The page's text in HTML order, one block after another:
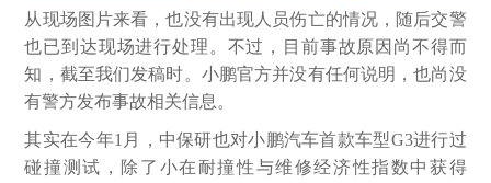
从现场图片来看，也没有出现人员伤亡的情况，随后交警
也已到达现场进行处理。不过，目前事故原因尚不得而
知，截至我们发稿时。小鹏官方并没有任何说明，也尚没
有警方发布事故相关信息。
其实在今年1月，中保研也对小鹏汽车首款车型G3进行过
碰撞测试，除了小在耐撞性与维修经济性指数中获得